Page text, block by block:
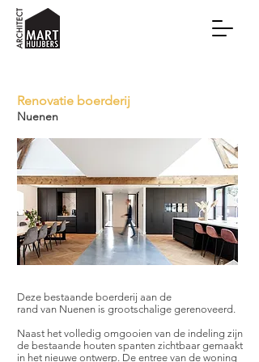
Renovatie boerderij
Nuenen
Deze bestaande boerderij aan de
rand van Nuenen is grootschalige gerenoveerd.
Naast het volledig omgooien van de indeling zijn
de bestaande houten spanten zichtbaar gemaakt
in het nieuwe ontwerp. De entree van de woning